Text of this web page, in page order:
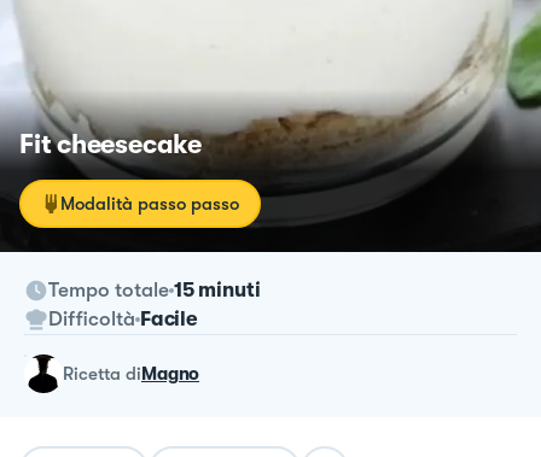
Fit cheesecake
Modalità passo passo
Tempo totale 15 minuti
Difficoltà Facile
ricetta diMagno